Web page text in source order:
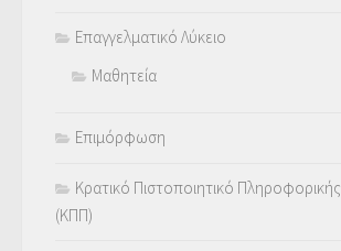
Επαγγελματικό Λύκειο
Μαθητεία
Επιμόρφωση
Κρατικό Πιστοποιητικό Πληροφορικής
(ΚΠΠ)